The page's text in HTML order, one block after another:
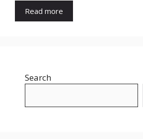
Read more
Search